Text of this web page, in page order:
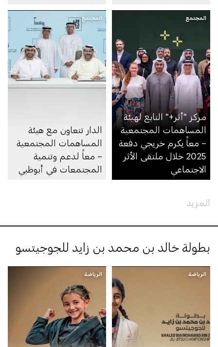
المجتمع
مركز "أثر+" التابع لهيئة
المساهمات المجتمعية
– معاً يكرم خريجي دفعة
2025 خلال ملتقى الأثر
الاجتماعي
المجتمع
الدار تتعاون مع هيئة
المساهمات المجتمعية
– معاً لدعم وتنمية
المجتمعات في أبوظبي
المزيد
بطولة خالد بن محمد بن زايد للجوجيتسو
الرياضة الرياضة